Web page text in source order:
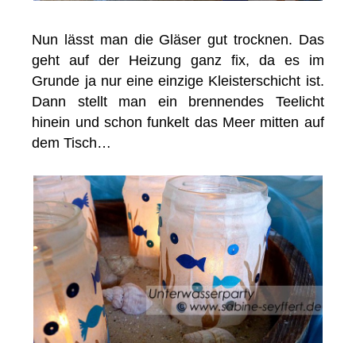
Nun lässt man die Gläser gut trocknen. Das
geht auf der Heizung ganz fix, da es im
Grunde ja nur eine einzige Kleisterschicht ist.
Dann stellt man ein brennendes Teelicht
hinein und schon funkelt das Meer mitten auf
dem Tisch…